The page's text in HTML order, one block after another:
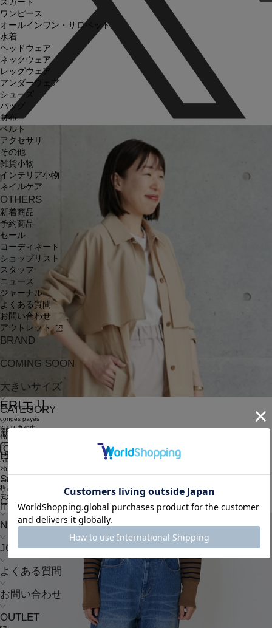
スカート
ワンピース
オールインワン・サロペット
水着
ヘッドウェア
ネックウェア
レッグウェア
アンダーウェア
シューズ
バッグ
財布
ベルト
アクセサリ
その他
雑貨小物
インテリア小物
ネイルケア
OTHERS
新着商品
予約商品
セール
コーディネート
ショップリスト
スタッフ
ニュース
ジャーナル
よくある質問
お問い合わせ
アウトレット
BRAND
COMING SOON
大きいサイズ
CATEGORY
新着商品
PRE ORDER
SALE
COORDINATE
NEWS
JOURNAL
よくある質問
お問い合わせ
OUTLET
ERIエリ
congés payés
KITTE丸の内
162cm
STAFF
2025.08.20
こだわりのハンドスモッキング刺繍ワンピースで気分を上げたい♪
程よい張りのある素材感がどこかモードな印象。
デニム合わせでカジュアルMIX。
ITEMS